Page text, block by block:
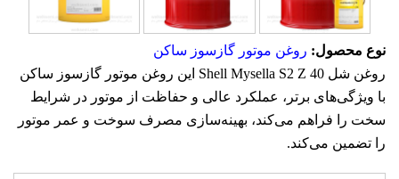
نوع محصول: روغن موتور گازسوز ساکن
روغن شل Shell Mysella S2 Z 40 این روغن موتور گازسوز ساکن
با ویژگی‌های برتر، عملکرد عالی و حفاظت از موتور در شرایط
سخت را فراهم می‌کند، بهینه‌سازی مصرف سوخت و عمر موتور
را تضمین می‌کند.